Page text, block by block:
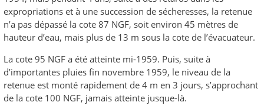
expropriations et à une succession de sécheresses, la retenue
n’a pas dépassé la cote 87 NGF, soit environ 45 mètres de
hauteur d’eau, mais plus de 13 m sous la cote de l’évacuateur.
La cote 95 NGF a été atteinte mi-1959. Puis, suite à
d’importantes pluies fin novembre 1959, le niveau de la
retenue est monté rapidement de 4 m en 3 jours, s’approchant
de la cote 100 NGF, jamais atteinte jusque-là.